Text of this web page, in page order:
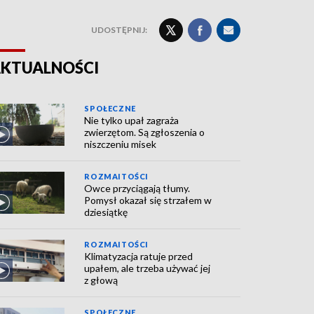
UDOSTĘPNIJ:
SPOŁECZNE
Nie tylko upał zagraża
zwierzętom. Są zgłoszenia o
niszczeniu misek
ROZMAITOŚCI
Owce przyciągają tłumy.
Pomysł okazał się strzałem w
dziesiątkę
ROZMAITOŚCI
Klimatyzacja ratuje przed
upałem, ale trzeba używać jej
z głową